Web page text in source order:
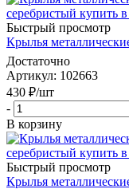
Быстрый просмотр
Крылья
Достаточно
Артикул: 102663
430 ₽/шт
-
В корзину
Быстрый просмотр
Крылья